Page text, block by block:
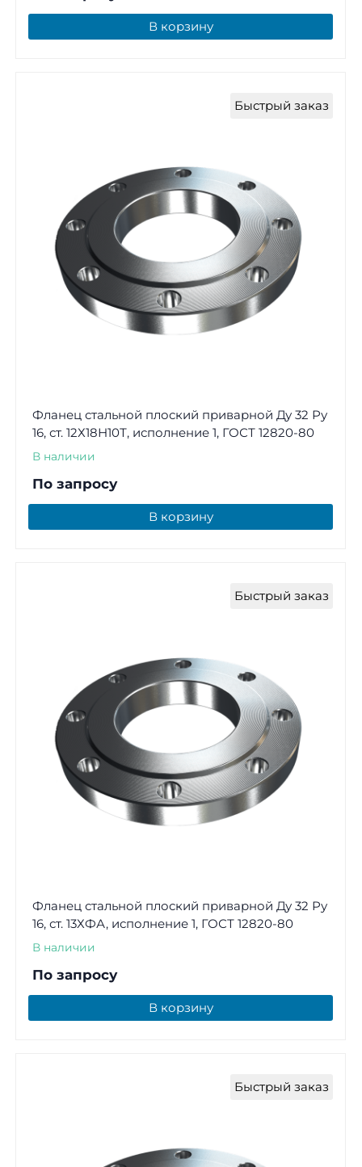
В корзину
Быстрый заказ
Фланец стальной плоский приварной Ду 32 Ру
16, ст. 12Х18Н10Т, исполнение 1, ГОСТ 12820-80
В наличии
По запросу
В корзину
Быстрый заказ
Фланец стальной плоский приварной Ду 32 Ру
16, ст. 13ХФА, исполнение 1, ГОСТ 12820-80
В наличии
По запросу
В корзину
Быстрый заказ